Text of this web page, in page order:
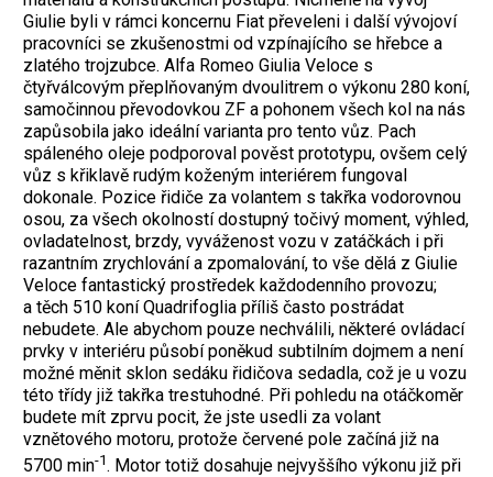
Giulie byli v rámci koncernu Fiat převeleni i další vývojoví
pracovníci se zkušenostmi od vzpínajícího se hřebce a
zlatého trojzubce. Alfa Romeo Giulia Veloce s
čtyřválcovým přeplňovaným dvoulitrem o výkonu 280 koní,
samočinnou převodovkou ZF a pohonem všech kol na nás
zapůsobila jako ideální varianta pro tento vůz. Pach
spáleného oleje podporoval pověst prototypu, ovšem celý
vůz s křiklavě rudým koženým interiérem fungoval
dokonale. Pozice řidiče za volantem s takřka vodorovnou
osou, za všech okolností dostupný točivý moment, výhled,
ovladatelnost, brzdy, vyváženost vozu v zatáčkách i při
razantním zrychlování a zpomalování, to vše dělá z Giulie
Veloce fantastický prostředek každodenního provozu;
a těch 510 koní Quadrifoglia příliš často postrádat
nebudete. Ale abychom pouze nechválili, některé ovládací
prvky v interiéru působí poněkud subtilním dojmem a není
možné měnit sklon sedáku řidičova sedadla, což je u vozu
této třídy již takřka trestuhodné. Při pohledu na otáčkoměr
budete mít zprvu pocit, že jste usedli za volant
vznětového motoru, protože červené pole začíná již na
5700 min-1. Motor totiž dosahuje nejvyššího výkonu již při